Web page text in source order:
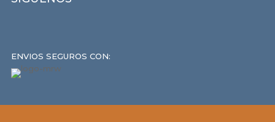
ENVIOS SEGUROS CON: